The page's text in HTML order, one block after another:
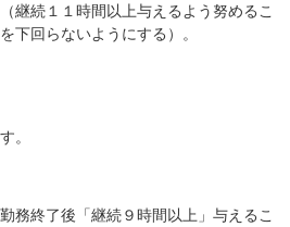
継続１１時間以上与えるよう努めるこ
下回らないようにする）。
。
務終了後「継続９時間以上」与えるこ